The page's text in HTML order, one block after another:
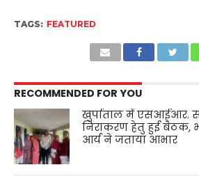
TAGS: FEATURED
RECOMMENDED FOR YOU
खुर्पाताल में एसआईआर.
निराकरण हेतु हुई बैठक,
आर्य ने जताया आभार